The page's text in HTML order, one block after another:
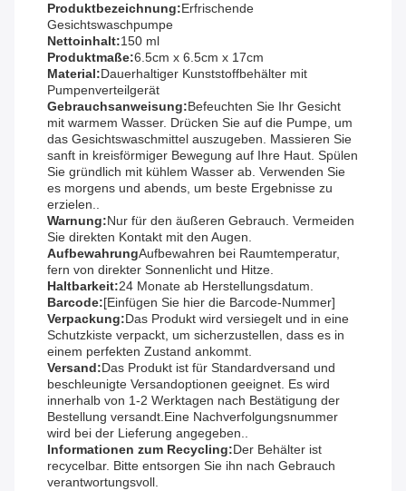
Produktbezeichnung:Erfrischende
Gesichtswaschpumpe
Nettoinhalt:150 ml
Produktmaße:6.5cm x 6.5cm x 17cm
Material:Dauerhaltiger Kunststoffbehälter mit
Pumpenverteilgerät
Gebrauchsanweisung:Befeuchten Sie Ihr Gesicht
mit warmem Wasser. Drücken Sie auf die Pumpe, um
das Gesichtswaschmittel auszugeben. Massieren Sie
sanft in kreisförmiger Bewegung auf Ihre Haut. Spülen
Sie gründlich mit kühlem Wasser ab. Verwenden Sie
es morgens und abends, um beste Ergebnisse zu
erzielen..
Warnung:Nur für den äußeren Gebrauch. Vermeiden
Sie direkten Kontakt mit den Augen.
AufbewahrungAufbewahren bei Raumtemperatur,
fern von direkter Sonnenlicht und Hitze.
Haltbarkeit:24 Monate ab Herstellungsdatum.
Barcode:[Einfügen Sie hier die Barcode-Nummer]
Verpackung:Das Produkt wird versiegelt und in eine
Schutzkiste verpackt, um sicherzustellen, dass es in
einem perfekten Zustand ankommt.
Versand:Das Produkt ist für Standardversand und
beschleunigte Versandoptionen geeignet. Es wird
innerhalb von 1-2 Werktagen nach Bestätigung der
Bestellung versandt.Eine Nachverfolgungsnummer
wird bei der Lieferung angegeben..
Informationen zum Recycling:Der Behälter ist
recycelbar. Bitte entsorgen Sie ihn nach Gebrauch
verantwortungsvoll.